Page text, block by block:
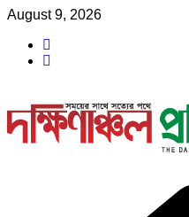
Skip
content
August 9, 2026